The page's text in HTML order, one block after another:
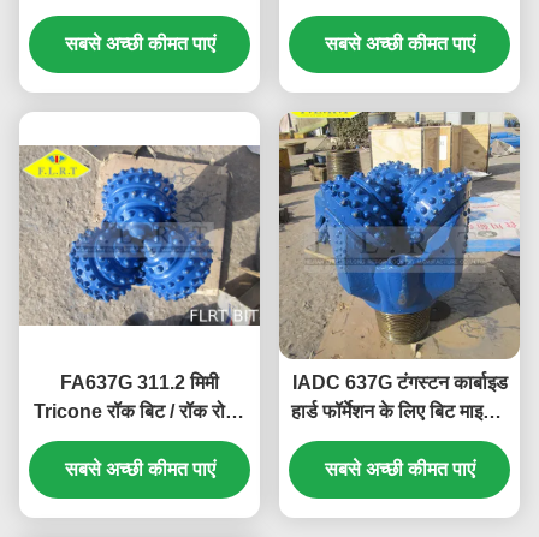
बिट IADC 635 ब्लू कलर
सबसे अच्छी कीमत पाएं
एपीआई रीजन पिन पेट्रोलियम
ड्रिलिंग के लिए
सबसे अच्छी कीमत पाएं
FA637G 311.2 मिमी
Tricone रॉक बिट / रॉक रोलर
बिट्स Geothermal खैर
ड्रिलिंग के लिए
सबसे अच्छी कीमत पाएं
IADC 637G टंगस्टन कार्बाइड
हार्ड फॉर्मेशन के लिए बिट माइनिंग
टूल पार्ट्स डालें
सबसे अच्छी कीमत पाएं